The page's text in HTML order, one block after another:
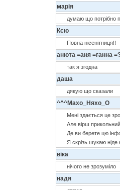
марія
думаю що потрібно
Ксю
Повна нісенітниця!!
анюта =аня =ганна
так я згодна
даша
дякую що сказали
^^^Махо_Няхо_О
Мені здається це
Але вірш
Де ви берете цю
Я скрізь шукаю ніде
віка
нічого не зрозуміло
надя